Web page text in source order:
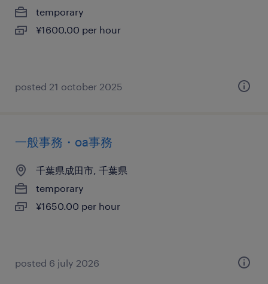
temporary
¥1600.00 per hour
posted 21 october 2025
一般事務・oa事務
千葉県成田市, 千葉県
temporary
¥1650.00 per hour
posted 6 july 2026